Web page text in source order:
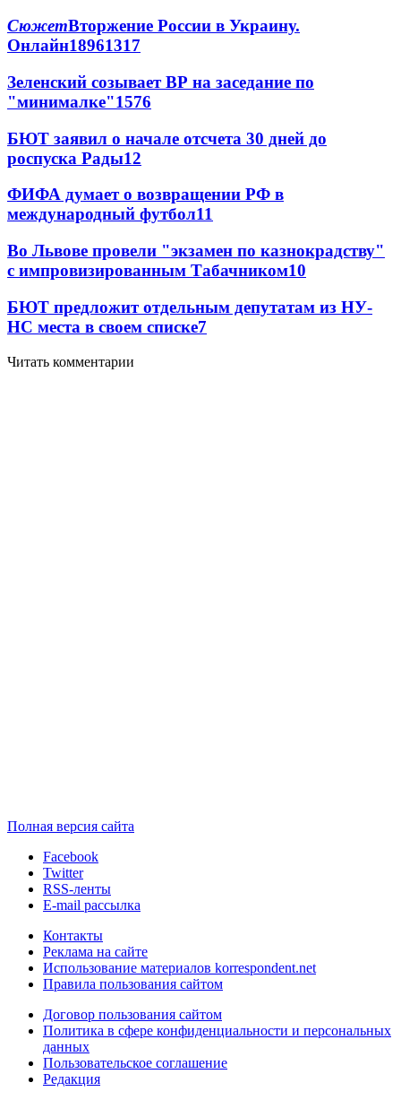
СюжетВторжение России в Украину.
Онлайн18961317
Зеленский созывает ВР на заседание по
"минималке"1576
БЮТ заявил о начале отсчета 30 дней до
роспуска Рады12
ФИФА думает о возвращении РФ в
международный футбол11
Во Львове провели "экзамен по казнокрадству"
с импровизированным Табачником10
БЮТ предложит отдельным депутатам из НУ-
НС места в своем списке7
Читать комментарии
Полная версия сайта
Facebook
Twitter
RSS-ленты
E-mail рассылка
Контакты
Реклама на сайте
Использование материалов korrespondent.net
Правила пользования сайтом
Договор пользования сайтом
Политика в сфере конфиденциальности и персональных
данных
Пользовательское соглашение
Редакция